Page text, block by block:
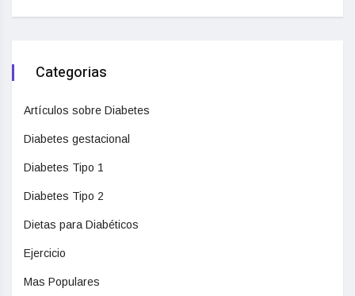
Categorias
Artículos sobre Diabetes
Diabetes gestacional
Diabetes Tipo 1
Diabetes Tipo 2
Dietas para Diabéticos
Ejercicio
Mas Populares